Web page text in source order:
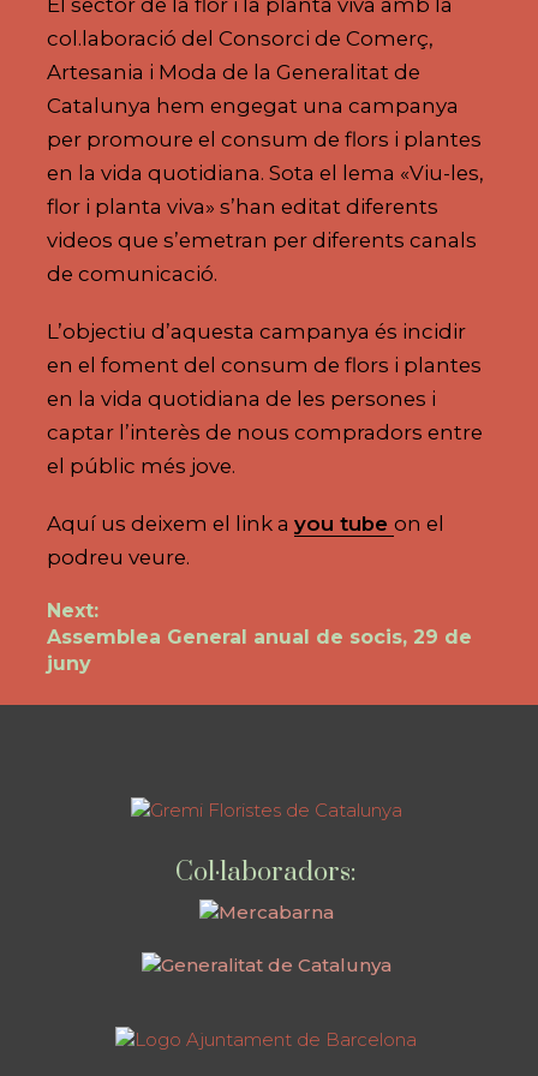
col.laboració del Consorci de Comerç,
Artesania i Moda de la Generalitat de
Catalunya hem engegat una campanya
per promoure el consum de flors i plantes
en la vida quotidiana. Sota el lema «Viu-les,
flor i planta viva» s’han editat diferents
videos que s’emetran per diferents canals
de comunicació.
L’objectiu d’aquesta campanya és incidir
en el foment del consum de flors i plantes
en la vida quotidiana de les persones i
captar l’interès de nous compradors entre
el públic més jove.
Aquí us deixem el link a you tube on el
podreu veure.
Navegació
d'entrades
Next:
Next
post:
Assemblea General anual de socis, 29 de
juny
Col·laboradors: